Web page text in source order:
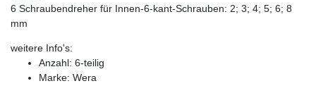
6 Schraubendreher für Innen-6-kant-Schrauben: 2; 3; 4; 5; 6; 8
mm
weitere Info's:
Anzahl: 6-teilig
Marke: Wera